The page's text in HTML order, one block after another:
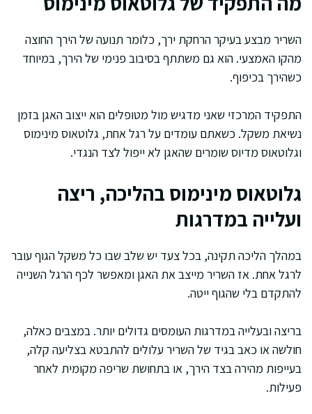
השריר מבצע בעיקר הרחקת ירך, כלומר תנועה של הירך החוצה
מהקו האמצעי. הוא גם משתתף בסיבוב פנימי של הירך, במיוחד
כשהירך בכיפוף.
התפקיד המרכזי שאני מדגיש מול מטופלים הוא ייצוב האגן בזמן
נשיאת משקל. כשאתם עומדים על רגל אחת, גלוטאוס מינימוס
וגלוטאוס מדיוס שומרים שהאגן לא ייפול לצד הנגדי.
גלוטאוס מינימוס בהליכה, ריצה
ועלייה במדרגות
במהלך הליכה תקינה, בכל צעד יש שלב שבו כל משקל הגוף עובר
לרגל אחת. אז השריר מייצב את האגן ומאפשר לכף הרגל השנייה
להתקדם בלי שהגוף ייטה.
בריצה ובעלייה במדרגות העומסים גדולים יותר. במצבים כאלה,
חולשה או כאב בגיד של השריר עלולים להתבטא בצליעה קלה,
בעייפות מהירה בצד הירך, או בתחושת שריפה מקומית לאחר
פעילות.